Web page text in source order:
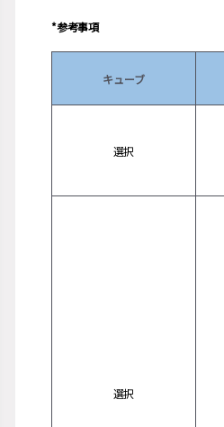
*参考事項
キューブ
選択
選択